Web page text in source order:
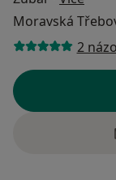
Moravská
2